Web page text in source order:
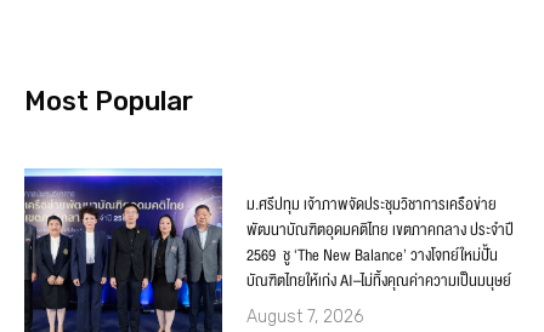
Most Popular
ม.ศรีปทุม เจ้าภาพจัดประชุมวิชาการเครือข่าย
พัฒนาบัณฑิตอุดมคติไทย เขตภาคกลาง ประจำปี
2569 ชู ‘The New Balance’ วางโจทย์ใหม่ปั้น
บัณฑิตไทยให้เก่ง AI–ไม่ทิ้งคุณค่าความเป็นมนุษย์
August 7, 2026